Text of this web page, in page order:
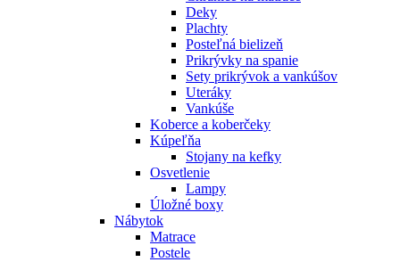
Deky
Plachty
Posteľná bielizeň
Prikrývky na spanie
Sety prikrývok a vankúšov
Uteráky
Vankúše
Koberce a koberčeky
Kúpeľňa
Stojany na kefky
Osvetlenie
Lampy
Úložné boxy
Nábytok
Matrace
Postele